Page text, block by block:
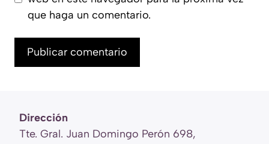
que haga un comentario.
Dirección
Tte. Gral. Juan Domingo Perón 698,